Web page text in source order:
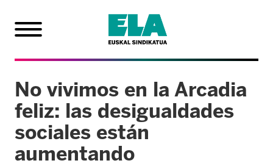
No vivimos en la Arcadia
feliz: las desigualdades
sociales están
aumentando